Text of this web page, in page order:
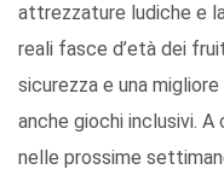
attrezzature ludiche e
reali fasce d’età dei
sicurezza e una
anche giochi inclusivi.
nelle prossime